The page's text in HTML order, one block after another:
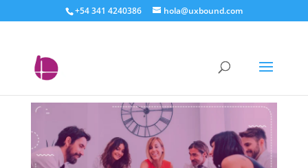
+54 341 4240386 hola@uxbound.com
automatizacion de
marketing